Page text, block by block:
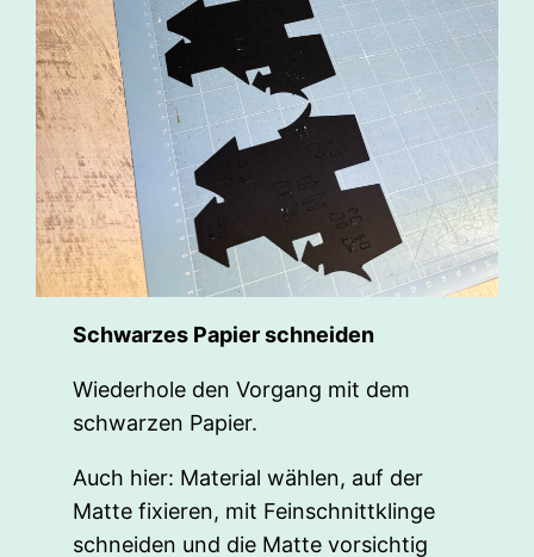
Schwarzes Papier schneiden
Wiederhole den Vorgang mit dem
schwarzen Papier.
Auch hier: Material wählen, auf der
Matte fixieren, mit Feinschnittklinge
schneiden und die Matte vorsichtig